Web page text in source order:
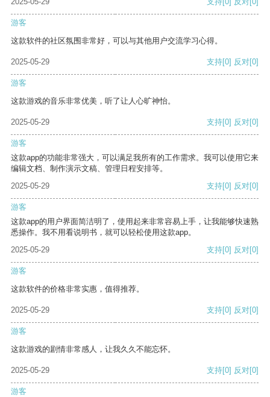
游客
这款软件的社区氛围非常好，可以与其他用户交流学习心得。
2025-05-29 支持[0] 反对[0]
游客
这款游戏的音乐非常优美，听了让人心旷神怡。
2025-05-29 支持[0] 反对[0]
游客
这款app的功能非常强大，可以满足我所有的工作需求。我可以使用它来
编辑文档、制作演示文稿、管理日程安排等。
2025-05-29
支持[0] 反对[0]
游客
这款app的用户界面简洁明了，使用起来非常容易上手，让我能够快速熟
悉操作。我不用看说明书，就可以轻松使用这款app。
2025-05-29
支持[0] 反对[0]
游客
这款软件的价格非常实惠，值得推荐。
2025-05-29 支持[0] 反对[0]
游客
这款游戏的剧情非常感人，让我久久不能忘怀。
2025-05-29 支持[0] 反对[0]
游客